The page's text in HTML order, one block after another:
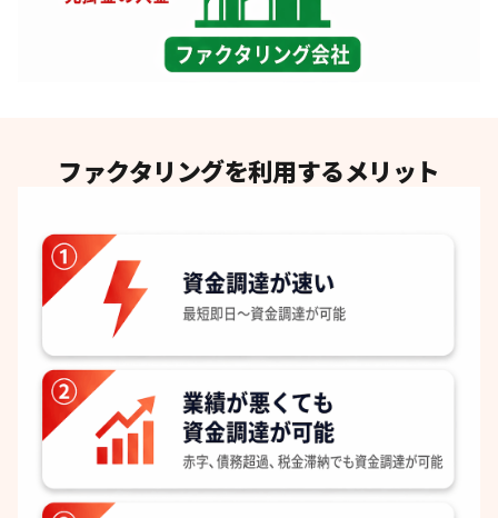
ファクタリングを利用するメリット